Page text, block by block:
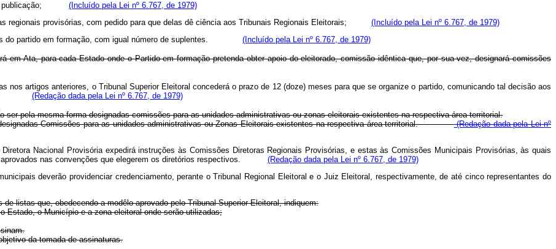
sua publicação; (Incluído pela Lei nº 6.767, de 1979)
regionais provisórias, com pedido para que delas dê ciência aos Tribunais Regionais Eleitorais; (Incluído pela Lei nº 6.767, de 1979)
do partido em formação, com igual número de suplentes. (Incluído pela Lei nº 6.767, de 1979)
em Ata, para cada Estado onde o Partido em formação pretenda obter apoio do eleitorado, comissão idêntica que, por sua vez, designará comissões
nos artigos anteriores, o Tribunal Superior Eleitoral concederá o prazo de 12 (doze) meses para que se organize o partido, comunicando tal decisão aos
(Redação dada pela Lei nº 6.767, de 1979)
pela mesma forma designadas comissões para as unidades administrativas ou zonas eleitorais existentes na respectiva área territorial.
designadas Comissões para as unidades administrativas ou Zonas Eleitorais existentes na respectiva área territorial.(Redação dada pela Lei nº
Nacional Provisória expedirá instruções às Comissões Diretoras Regionais Provisórias, e estas às Comissões Municipais Provisórias, às quais
aprovados nas convenções que elegerem os diretórios respectivos. (Redação dada pela Lei nº 6.767, de 1979)
deverão providenciar credenciamento, perante o Tribunal Regional Eleitoral e o Juiz Eleitoral, respectivamente, de até cinco representantes do
listas que, obedecendo a modêlo aprovado pelo Tribunal Superior Eleitoral, indiquem:
Estado, o Município e a zona eleitoral onde serão utilizadas;
da tomada de assinaturas.